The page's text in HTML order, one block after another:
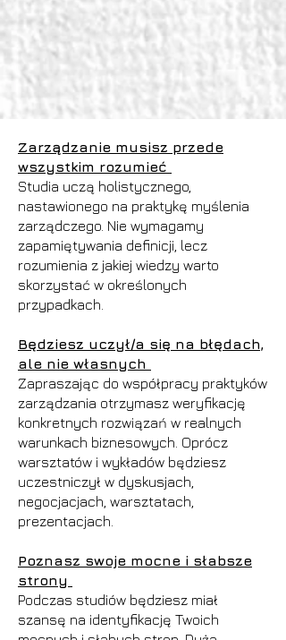
Zarządzanie musisz przede
wszystkim rozumieć
Studia uczą holistycznego,
nastawionego na praktykę myślenia
zarządczego. Nie wymagamy
zapamiętywania definicji, lecz
rozumienia z jakiej wiedzy warto
skorzystać w określonych
przypadkach.
Będziesz uczył/a się na błędach,
ale nie własnych
Zapraszając do współpracy praktyków
zarządzania otrzymasz weryfikację
konkretnych rozwiązań w realnych
warunkach biznesowych. Oprócz
warsztatów i wykładów będziesz
uczestniczył w dyskusjach,
negocjacjach, warsztatach,
prezentacjach.
Poznasz swoje mocne i słabsze
strony
Podczas studiów będziesz miał
szansę na identyfikację Twoich